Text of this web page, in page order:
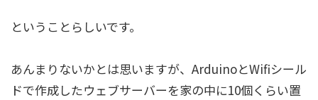
ということらしいです。
あんまりないかとは思いますが、ArduinoとWifiシール
ドで作成したウェブサーバーを家の中に10個くらい置